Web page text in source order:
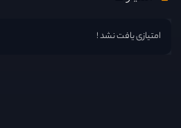
امتیازی یافت نشد !